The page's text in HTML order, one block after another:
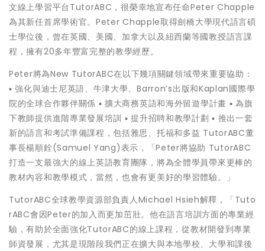
文線上學習平台TutorABC，很榮幸地宣布任命Peter Chapple
為其新任首席學術官。Peter Chapple取得劍橋大學現代語言碩
士學位後，曾在英國、美國、加拿大以及紐西蘭等國教授語言課
程，擁有20多年豐富完整的教學經歷。
Peter將為New TutorABC在以下幾項關鍵領域帶來重要協助：
▪ 強化與迪士尼英語、牛津大學、Barron’s出版和Kaplan國際學
院的全球合作夥伴關係 ▪ 擴大商務英語和海外留遊學計畫 ▪ 為旗
下教師提供進階專業發展培訓 ▪ 提升招聘和教學計劃 ▪ 推出一套
新的語言和考試準備課程，包括雅思、托福和多益 TutorABC董
事長楊順銓(Samuel Yang)表示，「Peter將協助 TutorABC
打造一支最強大的線上英語教育團隊，將為全體學員帶來更棒的
教材內容和教學模式，當然，也會有更美好的學習體驗。」
TutorABC全球教學資源部負責人Michael Hsieh解釋，「Tuto
rABC會因Peter的加入而更加茁壯。他在語言培訓方面的專業經
驗，有助於全面強化TutorABC的線上課程，從教材開發到專業
師資發展，尤其是現階段我們正在擴大與本地學校、大學和課後